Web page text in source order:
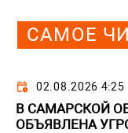
САМОЕ
02.08.2026 4:25
В САМАРСКОЙ
ОБЪЯВЛЕНА